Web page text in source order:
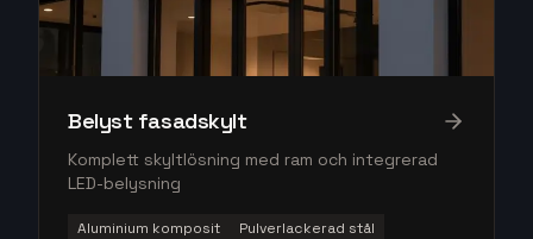
Belyst fasadskylt
Komplett skyltlösning med ram och integrerad
LED-belysning
Aluminium komposit
Pulverlackerad stål